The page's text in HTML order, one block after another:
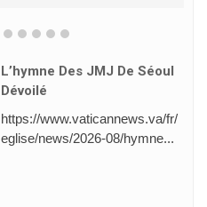
L’hymne Des JMJ De Séoul
Dévoilé
https://www.vaticannews.va/fr/
eglise/news/2026-08/hymne...